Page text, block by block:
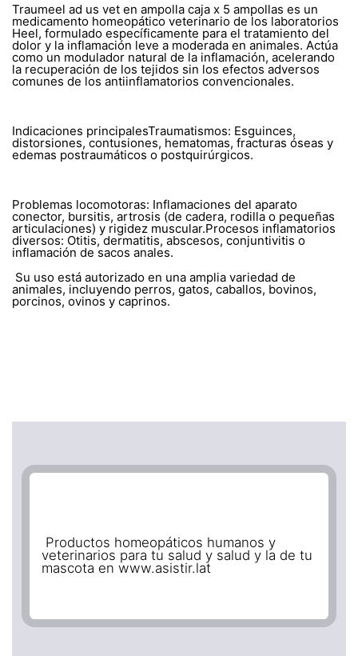
Traumeel ad us vet en ampolla caja x 5 ampollas es un
medicamento homeopático veterinario de los laboratorios
Heel, formulado específicamente para el tratamiento del
dolor y la inflamación leve a moderada en animales. Actúa
como un modulador natural de la inflamación, acelerando
la recuperación de los tejidos sin los efectos adversos
comunes de los antiinflamatorios convencionales.
Indicaciones principalesTraumatismos: Esguinces,
distorsiones, contusiones, hematomas, fracturas óseas y
edemas postraumáticos o postquirúrgicos.
Problemas locomotoras: Inflamaciones del aparato
conector, bursitis, artrosis (de cadera, rodilla o pequeñas
articulaciones) y rigidez muscular.Procesos inflamatorios
diversos: Otitis, dermatitis, abscesos, conjuntivitis o
inflamación de sacos anales.
Su uso está autorizado en una amplia variedad de
animales, incluyendo perros, gatos, caballos, bovinos,
porcinos, ovinos y caprinos.
Productos homeopáticos humanos y
veterinarios para tu salud y salud y la de tu
mascota en www.asistir.lat